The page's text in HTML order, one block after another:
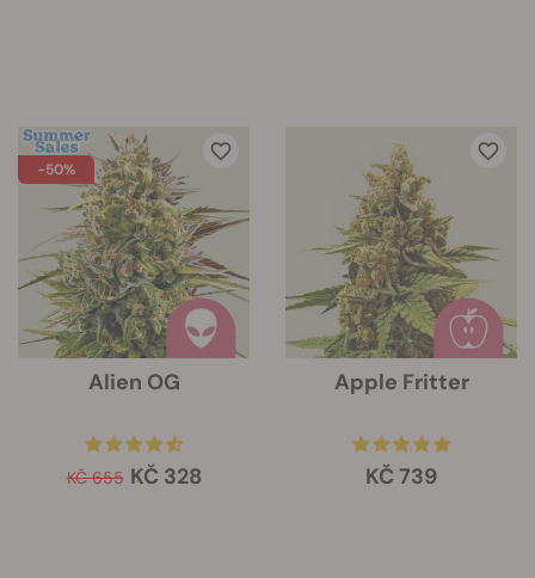
-50%
Alien OG
KČ 655 KČ 328
Apple Fritter
KČ 739